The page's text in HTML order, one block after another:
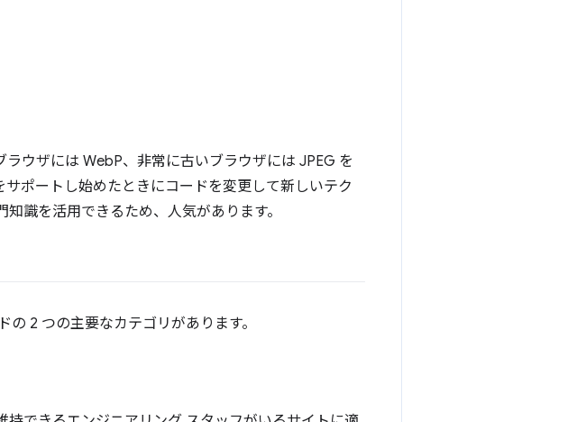
ウザには WebP、非常に古いブラウザには JPEG を
ポートし始めたときにコードを変更して新しいテク
識を活用できるため、人気があります。
2 つの主要なカテゴリがあります。